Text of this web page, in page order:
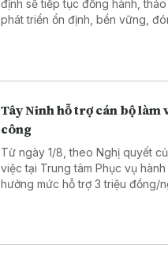
định sẽ tiếp tục đồng hành,
phát triển ổn định, bền vững,
Tây Ninh hỗ trợ cán bộ
công
Từ ngày 1/8, theo Nghị quyết
việc tại Trung tâm Phục vụ
hưởng mức hỗ trợ 3 triệu đồng/